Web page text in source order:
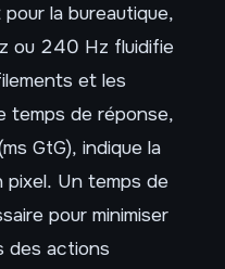
la bureautique,
ou 240 Hz fluidifie
et les
temps de réponse,
GtG), indique la
pixel. Un temps de
pour minimiser
des actions